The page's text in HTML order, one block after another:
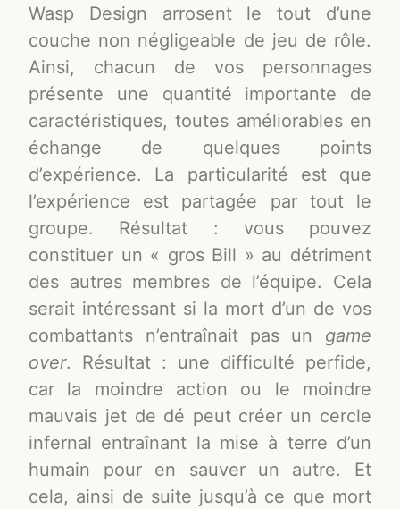
Wasp Design arrosent le tout d’une
couche non négligeable de jeu de rôle.
Ainsi, chacun de vos personnages
présente une quantité importante de
caractéristiques, toutes améliorables en
échange de quelques points
d’expérience. La particularité est que
l’expérience est partagée par tout le
groupe. Résultat : vous pouvez
constituer un « gros Bill » au détriment
des autres membres de l’équipe. Cela
serait intéressant si la mort d’un de vos
combattants n’entraînait pas un game
over. Résultat : une difficulté perfide,
car la moindre action ou le moindre
mauvais jet de dé peut créer un cercle
infernal entraînant la mise à terre d’un
humain pour en sauver un autre. Et
cela, ainsi de suite jusqu’à ce que mort